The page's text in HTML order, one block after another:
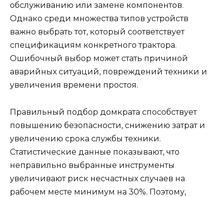
обслуживанию или замене компонентов.
Однако среди множества типов устройств
важно выбрать тот, который соответствует
спецификациям конкретного трактора.
Ошибочный выбор может стать причиной
аварийных ситуаций, повреждений техники и
увеличения времени простоя.
Правильный подбор домкрата способствует
повышению безопасности, снижению затрат и
увеличению срока службы техники.
Статистические данные показывают, что
неправильно выбранные инструменты
увеличивают риск несчастных случаев на
рабочем месте минимум на 30%. Поэтому,